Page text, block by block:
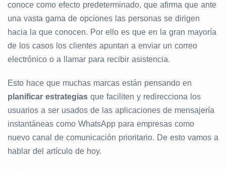
conoce como efecto predeterminado, que afirma que ante
una vasta gama de opciones las personas se dirigen
hacia la que conocen. Por ello es que en la gran mayoría
de los casos los clientes apuntan a enviar un correo
electrónico o a llamar para recibir asistencia.
Esto hace que muchas marcas están pensando en
planificar estrategias que faciliten y redirecciona los
usuarios a ser usados de las aplicaciones de mensajería
instantáneas como WhatsApp para empresas como
nuevo canal de comunicación prioritario. De esto vamos a
hablar del artículo de hoy.